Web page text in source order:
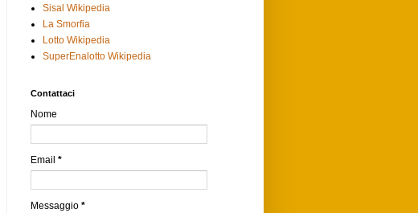
Sisal Wikipedia
La Smorfia
Lotto Wikipedia
SuperEnalotto Wikipedia
Contattaci
Nome
Email *
Messaggio *